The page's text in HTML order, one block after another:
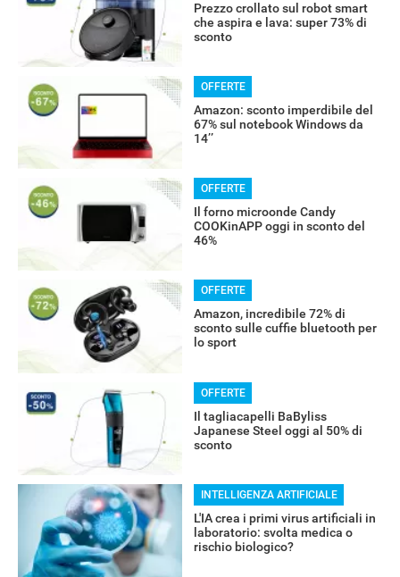
RECENSIONI
Prezzo crollato sul robot smart
che aspira e lava: super 73% di
sconto
OFFERTE
Amazon: sconto imperdibile del
67% sul notebook Windows da
14’’
OFFERTE
Il forno microonde Candy
COOKinAPP oggi in sconto del
46%
OFFERTE
Amazon, incredibile 72% di
sconto sulle cuffie bluetooth per
lo sport
OFFERTE
Il tagliacapelli BaByliss
Japanese Steel oggi al 50% di
sconto
INTELLIGENZA ARTIFICIALE
L'IA crea i primi virus artificiali in
laboratorio: svolta medica o
rischio biologico?